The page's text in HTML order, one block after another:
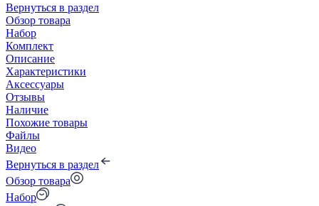
Вернуться в раздел
Обзор товара
Набор
Комплект
Описание
Характеристики
Аксессуары
Отзывы
Наличие
Похожие товары
Файлы
Видео
Вернуться в раздел
Обзор товара
Набор